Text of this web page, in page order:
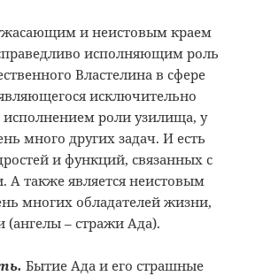
и неистовым краем
исполняющим роль
Властелина в сфере
исключительно
исполнением роли узилища, у
много других задач. И есть
и функций, связанных с
А также является неистовым
многих обладателей жизни,
(ангелы – стражи Ада).
Бытие Ада и его страшные